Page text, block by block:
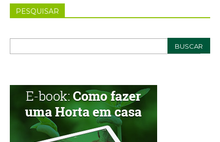
PESQUISAR